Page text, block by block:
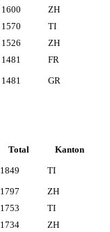
1600
ZH
1570
TI
1526
ZH
1481 FR
1481 GR
Total Kanton
1849 TI
1797
ZH
1753
TI
1734
ZH